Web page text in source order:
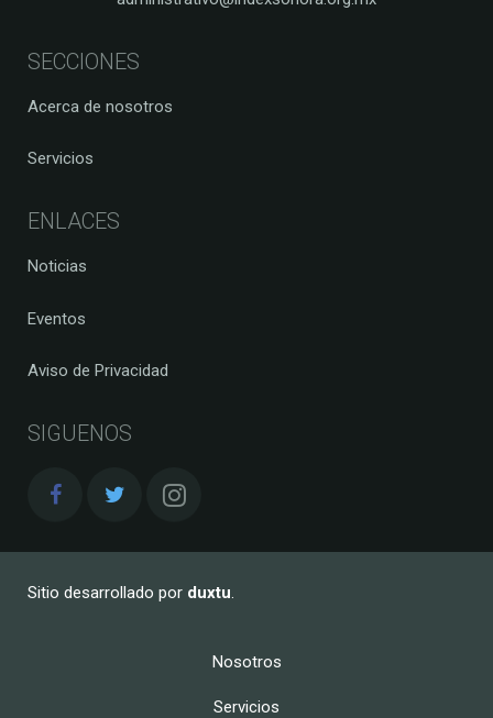
SECCIONES
Acerca de nosotros
Servicios
ENLACES
Noticias
Eventos
Aviso de Privacidad
SIGUENOS
Sitio desarrollado por duxtu.
Nosotros
Servicios